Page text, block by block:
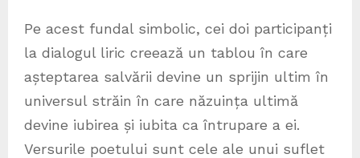
Pe acest fundal simbolic, cei doi participanți
la dialogul liric creează un tablou în care
așteptarea salvării devine un sprijin ultim în
universul străin în care năzuința ultimă
devine iubirea și iubita ca întrupare a ei.
Versurile poetului sunt cele ale unui suflet